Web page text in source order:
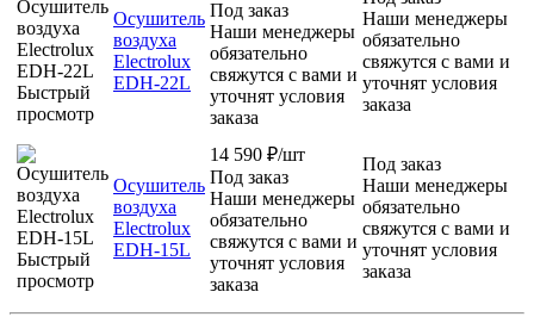
Быстрый
просмотр
Осушитель
воздуха
Electrolux
EDH-22L
Под заказ
Наши менеджеры
обязательно
свяжутся с вами и
уточнят условия
заказа
Наши менеджеры
обязательно
свяжутся с вами и
уточнят условия
заказа
Быстрый
просмотр
Осушитель
воздуха
Electrolux
EDH-15L
14 590 ₽/шт
Под заказ
Наши менеджеры
обязательно
свяжутся с вами и
уточнят условия
заказа
Под заказ
Наши менеджеры
обязательно
свяжутся с вами и
уточнят условия
заказа